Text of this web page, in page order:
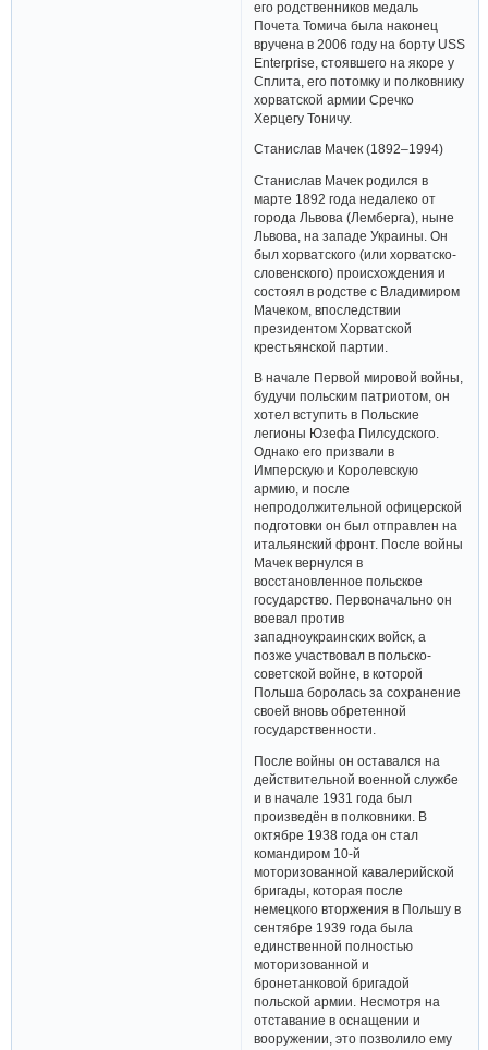
его родственников медаль
Почета Томича была наконец
вручена в 2006 году на борту USS
Enterprise, стоявшего на якоре у
Сплита, его потомку и полковнику
хорватской армии Сречко
Херцегу Тоничу.
Станислав Мачек (1892–1994)
Станислав Мачек родился в
марте 1892 года недалеко от
города Львова (Лемберга), ныне
Львова, на западе Украины. Он
был хорватского (или хорватско-
словенского) происхождения и
состоял в родстве с Владимиром
Мачеком, впоследствии
президентом Хорватской
крестьянской партии.
В начале Первой мировой войны,
будучи польским патриотом, он
хотел вступить в Польские
легионы Юзефа Пилсудского.
Однако его призвали в
Имперскую и Королевскую
армию, и после
непродолжительной офицерской
подготовки он был отправлен на
итальянский фронт. После войны
Мачек вернулся в
восстановленное польское
государство. Первоначально он
воевал против
западноукраинских войск, а
позже участвовал в польско-
советской войне, в которой
Польша боролась за сохранение
своей вновь обретенной
государственности.
После войны он оставался на
действительной военной службе
и в начале 1931 года был
произведён в полковники. В
октябре 1938 года он стал
командиром 10-й
моторизованной кавалерийской
бригады, которая после
немецкого вторжения в Польшу в
сентябре 1939 года была
единственной полностью
моторизованной и
бронетанковой бригадой
польской армии. Несмотря на
отставание в оснащении и
вооружении, это позволило ему